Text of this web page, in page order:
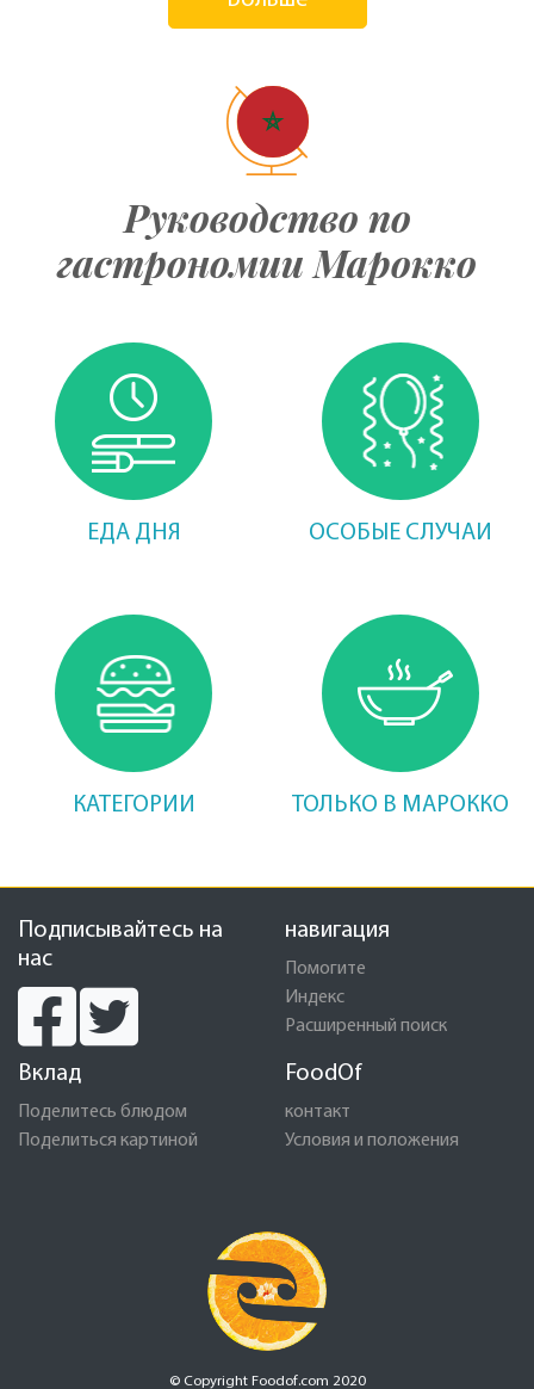
Руководство по
гастрономии Марокко
ЕДА ДНЯ ОСОБЫЕ СЛУЧАИ
КАТЕГОРИИ ТОЛЬКО В МАРОККО
Подписывайтесь на
нас
навигация
Помогите
Индекс
Расширенный поиск
Вклад
Поделитесь блюдом
Поделиться картиной
FoodOf
контакт
Условия и положения
© Copyright Foodof.com 2020